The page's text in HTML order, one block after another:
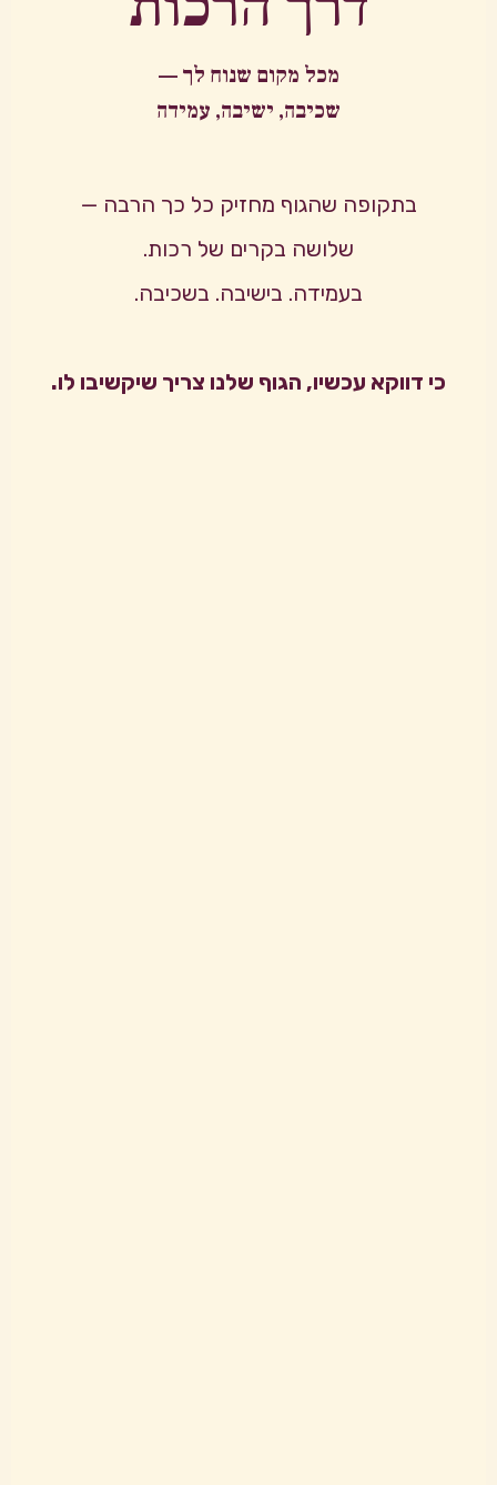
מכל מקום שנוח לך —
שכיבה, ישיבה, עמידה
בתקופה שהגוף מחזיק כל כך הרבה —
שלושה בקרים של רכות.
בעמידה. בישיבה. בשכיבה.
כי דווקא עכשיו, הגוף שלנו צריך שיקשיבו לו.